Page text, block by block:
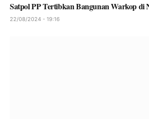
Satpol PP Tertibkan Bangunan Warkop di
22/08/2024 - 19:16